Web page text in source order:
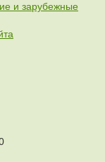
и зарубежные